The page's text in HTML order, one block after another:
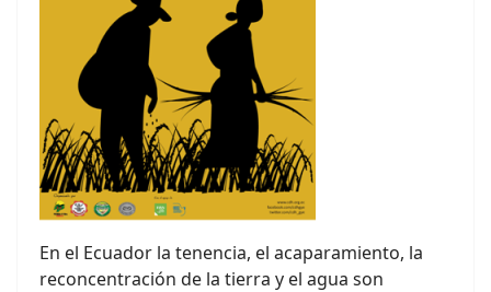
En el Ecuador la tenencia, el acaparamiento, la
reconcentración de la tierra y el agua son